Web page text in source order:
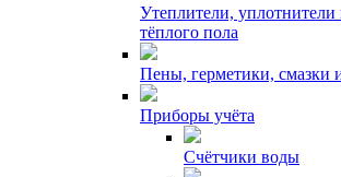
Утеплители,
тёплого пола
Пены, герметики, смазки
Приборы учёта
Счётчики воды